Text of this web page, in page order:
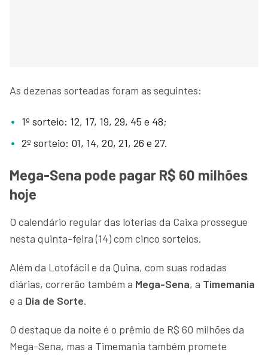
As dezenas sorteadas foram as seguintes:
1º sorteio: 12, 17, 19, 29, 45 e 48;
2º sorteio: 01, 14, 20, 21, 26 e 27.
Mega-Sena pode pagar R$ 60 milhões
hoje
O calendário regular das loterias da Caixa prossegue
nesta quinta-feira (14) com cinco sorteios.
Além da Lotofácil e da Quina, com suas rodadas
diárias, correrão também a Mega-Sena, a Timemania
e a Dia de Sorte.
O destaque da noite é o prêmio de R$ 60 milhões da
Mega-Sena, mas a Timemania também promete